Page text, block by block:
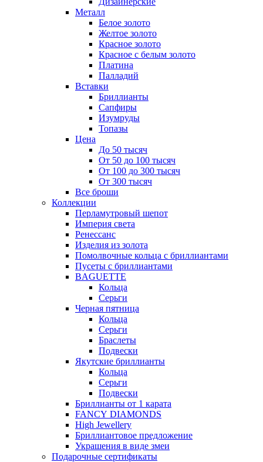
Металл
Белое золото
Желтое золото
Красное золото
Красное с белым золото
Платина
Палладий
Вставки
Бриллианты
Сапфиры
Изумруды
Топазы
Цена
До 50 тысяч
От 50 до 100 тысяч
От 100 до 300 тысяч
От 300 тысяч
Все броши
Коллекции
Перламутровый шепот
Империя света
Ренессанс
Изделия из золота
Помолвочные кольца с бриллиантами
Пусеты с бриллиантами
BAGUETTE
Кольца
Серьги
Черная пятница
Кольца
Серьги
Браслеты
Подвески
Якутские бриллианты
Кольца
Серьги
Подвески
Бриллианты от 1 карата
FANCY DIAMONDS
High Jewellery
Бриллиантовое предложение
Украшения в виде змеи
Подарочные сертификаты